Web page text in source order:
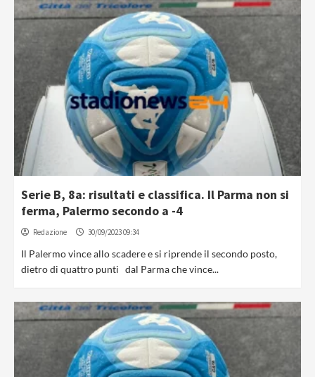
Serie B, 8a: risultati e classifica. Il Parma non si
ferma, Palermo secondo a -4
Redazione 30/09/2023 09:34
Il Palermo vince allo scadere e si riprende il secondo posto,
dietro di quattro punti dal Parma che vince...